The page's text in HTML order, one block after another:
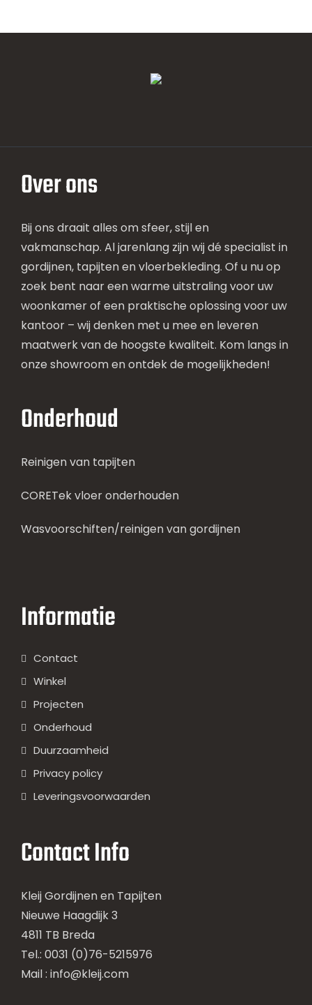
Over ons
Bij ons draait alles om sfeer, stijl en
vakmanschap. Al jarenlang zijn wij dé specialist in
gordijnen, tapijten en vloerbekleding. Of u nu op
zoek bent naar een warme uitstraling voor uw
woonkamer of een praktische oplossing voor uw
kantoor – wij denken met u mee en leveren
maatwerk van de hoogste kwaliteit. Kom langs in
onze showroom en ontdek de mogelijkheden!
Onderhoud
Reinigen van tapijten
CORETek vloer onderhouden
Wasvoorschiften/reinigen van gordijnen
Informatie
Contact
Winkel
Projecten
Onderhoud
Duurzaamheid
Privacy policy
Leveringsvoorwaarden
Contact Info
Kleij Gordijnen en Tapijten
Nieuwe Haagdijk 3
4811 TB Breda
Tel.: 0031 (0)76-5215976
Mail : info@kleij.com